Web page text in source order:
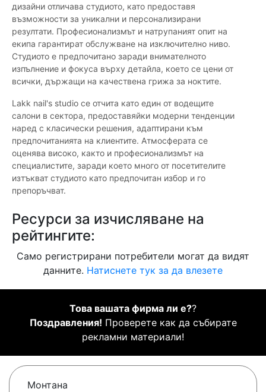
дизайни отличава студиото, като предоставя
възможности за уникални и персонализирани
резултати. Професионализмът и натрупаният опит на
екипа гарантират обслужване на изключително ниво.
Студиото е предпочитано заради внимателното
изпълнение и фокуса върху детайла, което се цени от
всички, държащи на качествена грижа за ноктите.
Lakk nail's studio се отчита като един от водещите
салони в сектора, предоставяйки модерни тенденции
наред с класически решения, адаптирани към
предпочитанията на клиентите. Атмосферата се
оценява високо, както и професионализмът на
специалистите, заради което много от посетителите
изтъкват студиото като предпочитан избор и го
препоръчват.
Ресурси за изчисляване на
рейтингите:
Само регистрирани потребители могат да видят
данните. Натиснете тук за да влезете
Това вашата фирма ли е??
Поздравления! Проверете как да събирате
рекламни материали!
Монтана